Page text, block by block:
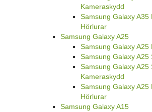
Kameraskydd
Samsung Galaxy
Hörlurar
Samsung Galaxy A25
Samsung Galaxy A25
Samsung Galaxy A25
Samsung Galaxy A25
Kameraskydd
Samsung Galaxy
Hörlurar
Samsung Galaxy A15